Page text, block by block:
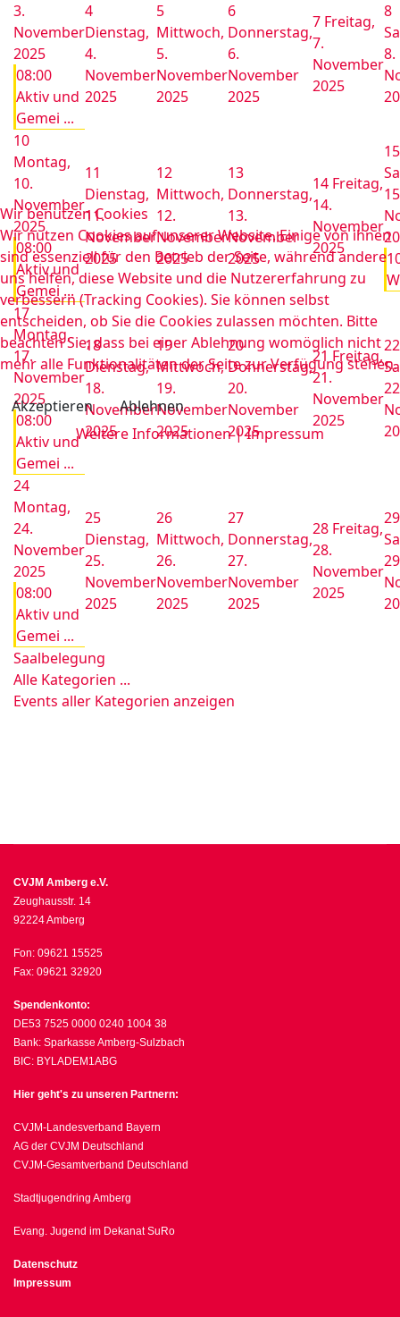
3.
November
2025
08:00
Aktiv und
Gemei ...
4
Dienstag,
4.
November
2025
5
Mittwoch,
5.
November
2025
6
Donnerstag,
6.
November
2025
7 Freitag,
7.
November
2025
8
8.
10
Montag,
10.
November
2025
08:00
Aktiv und
Gemei ...
11
Dienstag,
11.
November
2025
12
Mittwoch,
12.
November
2025
13
Donnerstag,
13.
November
2025
14 Freitag,
14.
November
2025
15
17
Montag,
17.
November
2025
08:00
Aktiv und
Gemei ...
18
Dienstag,
18.
November
2025
19
Mittwoch,
19.
November
2025
20
Donnerstag,
20.
November
2025
21 Freitag,
21.
November
2025
22
24
Montag,
24.
November
2025
08:00
Aktiv und
Gemei ...
25
Dienstag,
25.
November
2025
26
Mittwoch,
26.
November
2025
27
Donnerstag,
27.
November
2025
28 Freitag,
28.
November
2025
29
Saalbelegung
Alle Kategorien ...
Events aller Kategorien anzeigen
CVJM Amberg e.V.
Zeughausstr. 14
92224 Amberg
Fon: 09621 15525
Fax: 09621 32920
Spendenkonto:
DE53 7525 0000 0240 1004 38
Bank: Sparkasse Amberg-Sulzbach
BIC: BYLADEM1ABG
Hier geht's zu unseren Partnern:
CVJM-Landesverband Bayern
AG der CVJM Deutschland
CVJM-Gesamtverband Deutschland
Stadtjugendring Amberg
Evang. Jugend im Dekanat SuRo
Datenschutz
Impressum
Wir benutzen Cookies
Wir nutzen Cookies auf unserer Website. Einige von ihnen
sind essenziell für den Betrieb der Seite, während andere
uns helfen, diese Website und die Nutzererfahrung zu
verbessern (Tracking Cookies). Sie können selbst
entscheiden, ob Sie die Cookies zulassen möchten. Bitte
beachten Sie, dass bei einer Ablehnung womöglich nicht
mehr alle Funktionalitäten der Seite zur Verfügung stehen.
Akzeptieren
Ablehnen
Weitere Informationen|Impressum